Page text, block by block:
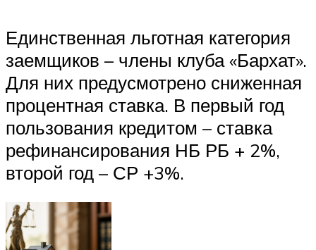
Единственная льготная категория
заемщиков – члены клуба «Бархат».
Для них предусмотрено сниженная
процентная ставка. В первый год
пользования кредитом – ставка
рефинансирования НБ РБ + 2%,
второй год – СР +3%.